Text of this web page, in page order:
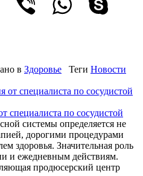
в Здоровье Теги Новости
специалиста по сосудистой
системы определяется не
дорогими процедурами
здоровья. Значительная роль
и ежедневным действиям.
продюсерский центр